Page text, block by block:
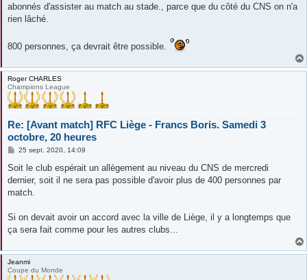
a
g
abonnés d'assister au match au stade., parce que du côté du CNS on n'a
rien lâché.
800 personnes, ça devrait être possible.
Roger CHARLES
Champions League
Re: [Avant match] RFC Liège - Francs Boris. Samedi 3
octobre, 20 heures
M
s
a
g
25 sept. 2020, 14:09
Soit le club espérait un allègement au niveau du CNS de mercredi
dernier, soit il ne sera pas possible d'avoir plus de 400 personnes par
match.
Si on devait avoir un accord avec la ville de Liège, il y a longtemps que
ça sera fait comme pour les autres clubs...
Jeanmi
Coupe du Monde